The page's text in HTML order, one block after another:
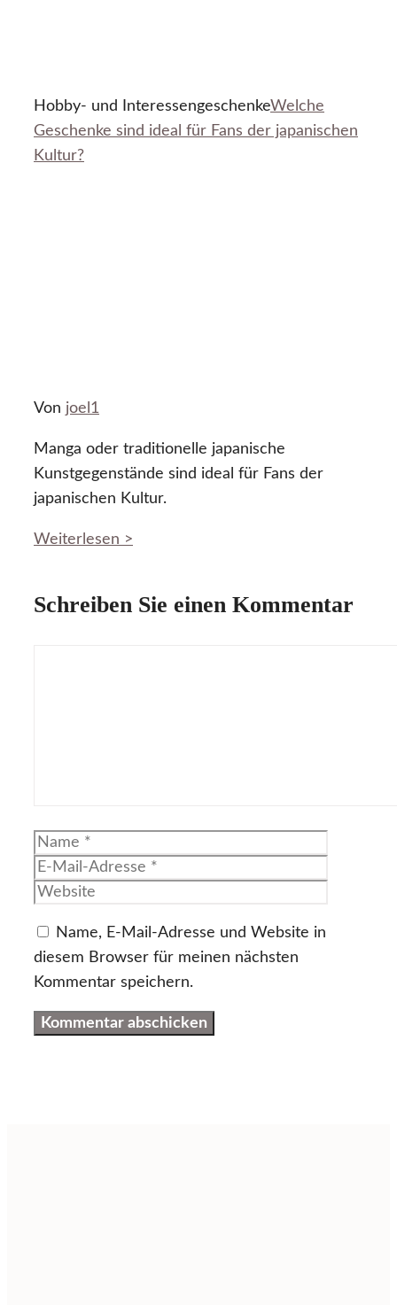
Hobby- und InteressengeschenkeWelche
Geschenke sind ideal für Fans der japanischen
Kultur?
Von joel1
Manga oder traditionelle japanische
Kunstgegenstände sind ideal für Fans der
japanischen Kultur.
Weiterlesen >
Schreiben Sie einen Kommentar
Name
Name, E-Mail-Adresse und Website in
diesem Browser für meinen nächsten
Kommentar speichern.